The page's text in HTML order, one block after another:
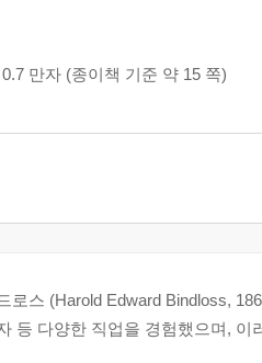
만자 (종이책 기준 약 15 쪽)
로스 (Harold Edward Bindloss,
등 다양한 직업을 경험했으며,